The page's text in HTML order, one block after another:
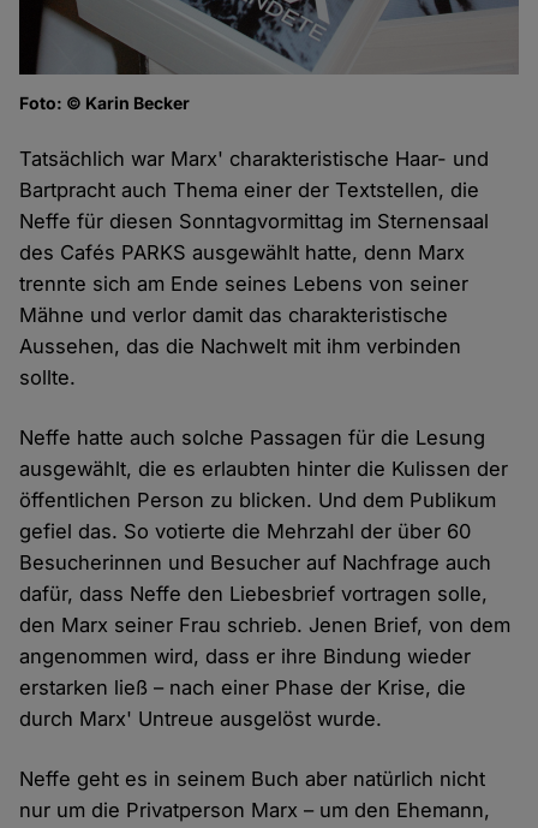
Foto: © Karin Becker
Tatsächlich war Marx' charakteristische Haar- und
Bartpracht auch Thema einer der Textstellen, die
Neffe für diesen Sonntagvormittag im Sternensaal
des Cafés PARKS ausgewählt hatte, denn Marx
trennte sich am Ende seines Lebens von seiner
Mähne und verlor damit das charakteristische
Aussehen, das die Nachwelt mit ihm verbinden
sollte.
Neffe hatte auch solche Passagen für die Lesung
ausgewählt, die es erlaubten hinter die Kulissen der
öffentlichen Person zu blicken. Und dem Publikum
gefiel das. So votierte die Mehrzahl der über 60
Besucherinnen und Besucher auf Nachfrage auch
dafür, dass Neffe den Liebesbrief vortragen solle,
den Marx seiner Frau schrieb. Jenen Brief, von dem
angenommen wird, dass er ihre Bindung wieder
erstarken ließ – nach einer Phase der Krise, die
durch Marx' Untreue ausgelöst wurde.
Neffe geht es in seinem Buch aber natürlich nicht
nur um die Privatperson Marx – um den Ehemann,